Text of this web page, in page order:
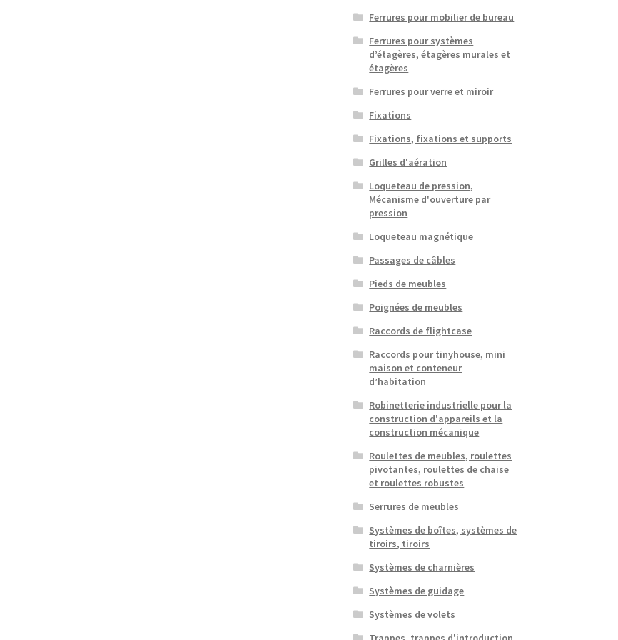
Ferrures pour mobilier de bureau
Ferrures pour systèmes
d’étagères, étagères murales et
étagères
Ferrures pour verre et miroir
Fixations
Fixations, fixations et supports
Grilles d'aération
Loqueteau de pression,
Mécanisme d'ouverture par
pression
Loqueteau magnétique
Passages de câbles
Pieds de meubles
Poignées de meubles
Raccords de flightcase
Raccords pour tinyhouse, mini
maison et conteneur
d’habitation
Robinetterie industrielle pour la
construction d'appareils et la
construction mécanique
Roulettes de meubles, roulettes
pivotantes, roulettes de chaise
et roulettes robustes
Serrures de meubles
Systèmes de boîtes, systèmes de
tiroirs, tiroirs
Systèmes de charnières
Systèmes de guidage
Systèmes de volets